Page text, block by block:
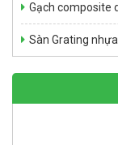
Gạch composite
Sàn Grating